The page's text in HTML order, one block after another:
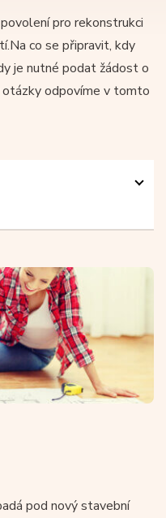
pro rekonstrukci
co se připravit, kdy
je nutné podat žádost o
otázky odpovíme v tomto
pod nový stavební